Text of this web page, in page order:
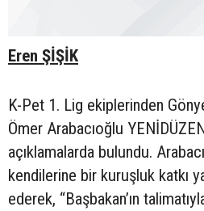
Eren ŞİŞİK
K-Pet 1. Lig ekiplerinden
Ömer Arabacıoğlu
açıklamalarda bulundu.
kendilerine bir kuruşluk katkı
ederek, “Başbakan’ın